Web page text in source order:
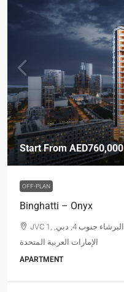
Start From AED760,000
OFF-PLAN
Binghatti – Onyx
JVC 1, طريق الخيل, قرية جميرا المثلث, البرشاء جنوب 4, دبي,
الإمارات العربية المتحدة
APARTMENT